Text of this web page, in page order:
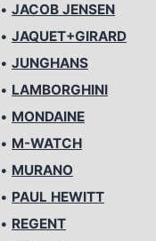
• JACOB JENSEN
• JAQUET+GIRARD
• JUNGHANS
• LAMBORGHINI
• MONDAINE
• M-WATCH
• MURANO
• PAUL HEWITT
• REGENT